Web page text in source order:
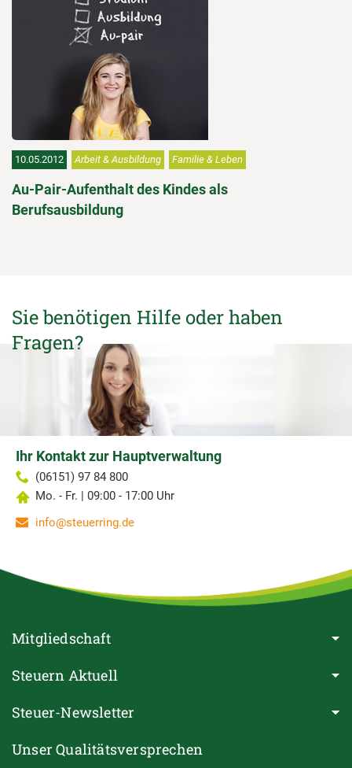
10.05.2012 Arbeit & Ausbildung Familie & Leben
Au-Pair-Aufenthalt des Kindes als
Berufsausbildung
Sie benötigen Hilfe oder haben
Fragen?
Ihr Kontakt zur Hauptverwaltung
(06151) 97 84 800
Mo. - Fr. | 09:00 - 17:00 Uhr
info@steuerring.de
Mitgliedschaft
Steuern Aktuell
Steuer-Newsletter
Unser Qualitätsversprechen